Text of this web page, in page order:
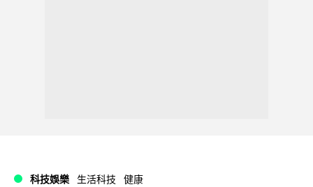
科技娛樂 生活科技 健康